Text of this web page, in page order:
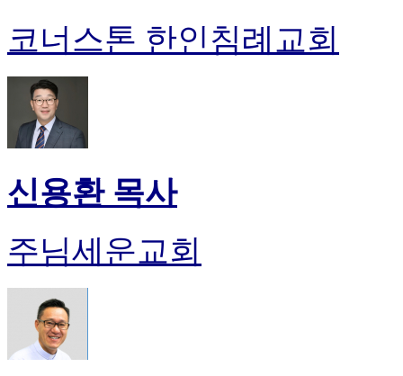
코너스톤 한인침례교회
신용환 목사
주님세운교회